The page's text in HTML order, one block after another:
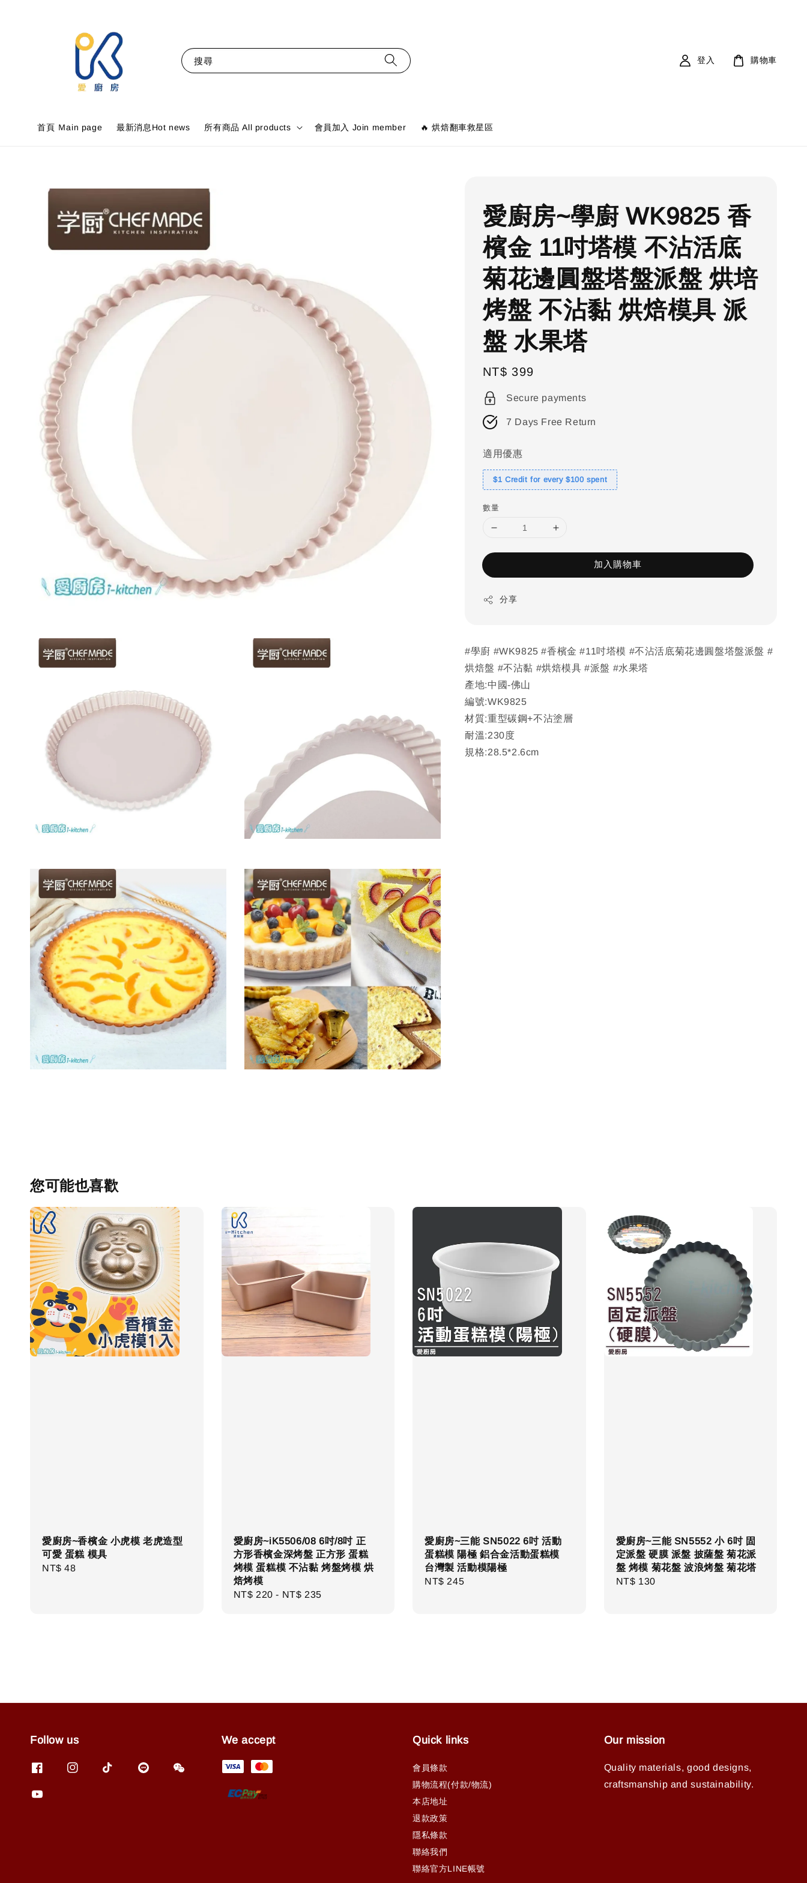
搜尋
首頁 Ｍain page 最新消息Hot news 所有商品 All products 會員加入 Join member 🔥 烘焙翻車救星區
登入 購物車
愛廚房~學廚 WK9825 香
檳金 11吋塔模 不沾活底
菊花邊圓盤塔盤派盤 烘培
烤盤 不沾黏 烘焙模具 派
盤 水果塔
Regular
price
NT$ 399
Secure payments
7 Days Free Return
適用優惠
$1 Credit for every $100 spent
數量
加入購物車
分享
#學廚 #WK9825 #香檳金 #11吋塔模 #不沾活底菊花邊圓盤塔盤派盤 #
烘焙盤 #不沾黏 #烘焙模具 #派盤 #水果塔
產地:中國-佛山
編號:WK9825
材質:重型碳鋼+不沾塗層
耐溫:230度
規格:28.5*2.6cm
您可能也喜歡
愛廚房~香檳金 小虎模 老虎造型
可愛 蛋糕 模具
Regular
NT$ 48
愛廚房~iK5506/08 6吋/8吋 正
方形香檳金深烤盤 正方形 蛋糕
烤模 蛋糕模 不沾黏 烤盤烤模 烘
焙烤模
Regular
NT$ 220 - NT$ 235
愛廚房~三能 SN5022 6吋 活動
蛋糕模 陽極 鋁合金活動蛋糕模
台灣製 活動模陽極
Regular
NT$ 245
愛廚房~三能 SN5552 小 6吋 固
定派盤 硬膜 派盤 披薩盤 菊花派
盤 烤模 菊花盤 波浪烤盤 菊花塔
Regular
NT$ 130
Follow us We accept Quick links
會員條款
購物流程(付款/物流)
本店地址
退款政策
隱私條款
聯絡我們
聯絡官方LINE帳號
Our mission
Quality materials, good designs,
craftsmanship and sustainability.